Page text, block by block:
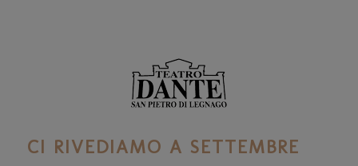
CI RIVEDIAMO A SETTEMBRE